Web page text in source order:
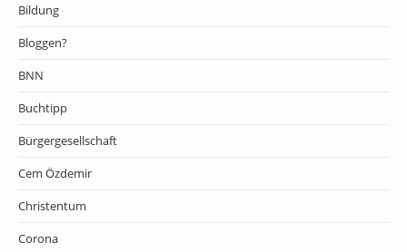
Bildung
Bloggen?
BNN
Buchtipp
Bürgergesellschaft
Cem Özdemir
Christentum
Corona